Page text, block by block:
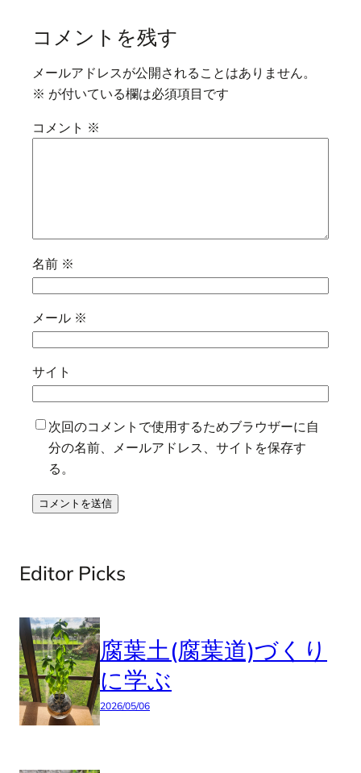
コメントを残す
メールアドレスが公開されることはありません。
※ が付いている欄は必須項目です
コメント ※
名前 ※
メール ※
サイト
次回のコメントで使用するためブラウザーに自
分の名前、メールアドレス、サイトを保存す
る。
Editor Picks
腐葉土(腐葉道)づくり
に学ぶ
2026/05/06